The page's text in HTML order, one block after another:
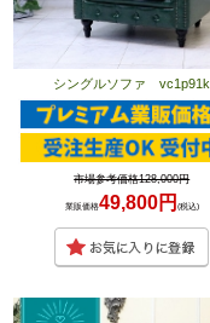
シングルソファ vc1p91k
市場参考価格128,000円
業販価格49,800円 (税込)